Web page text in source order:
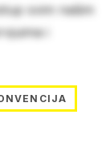
svim našim
i